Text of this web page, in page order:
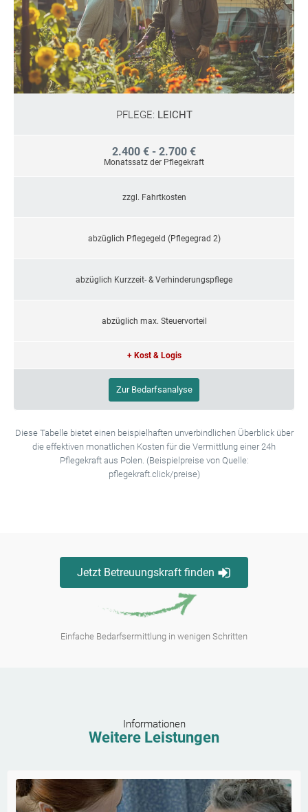
PFLEGE: LEICHT
2.400 € - 2.700 €
Monatssatz der Pflegekraft
zzgl. Fahrtkosten
abzüglich Pflegegeld (Pflegegrad 2)
abzüglich Kurzzeit- & Verhinderungspflege
abzüglich max. Steuervorteil
+ Kost & Logis
Zur Bedarfsanalyse
Diese Tabelle bietet einen beispielhaften unverbindlichen Überblick über
die effektiven monatlichen Kosten für die Vermittlung einer 24h
Pflegekraft aus Polen. (Beispielpreise von Quelle:
pflegekraft.click/preise)
Jetzt Betreuungskraft finden
Einfache Bedarfsermittlung in wenigen Schritten
Informationen
Weitere Leistungen